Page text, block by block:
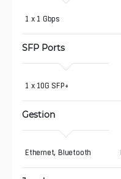
1 x 1 Gbps
SFP Ports
1 x 10G SFP+
Gestion
Ethernet, Bluetooth